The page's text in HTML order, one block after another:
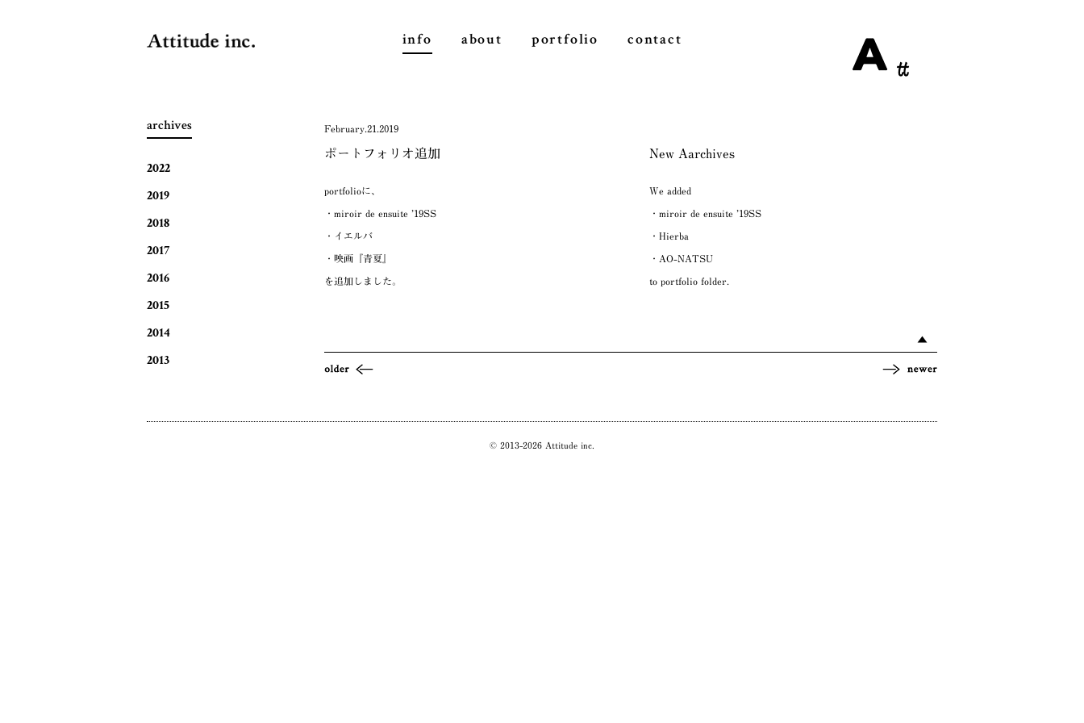
info about portfolio contact
February.21.2019
ポートフォリオ追加
portfolioに、
・miroir de ensuite ’19SS
・イエルバ
・映画『青夏』
を追加しました。
New Aarchives
We added
・miroir de ensuite ’19SS
・Hierba
・AO-NATSU
to portfolio folder.
▲
archives
2022
2019
2018
2017
2016
2015
2014
2013
© 2013-2026 Attitude inc.